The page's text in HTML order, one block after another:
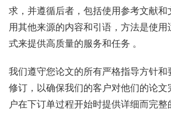
求，并遵循后者，包括使用参考文献和
用其他来源的内容和引语，方法是使
式来提供高质量的服务和任务 。
我们遵守您论文的所有严格指导方针和
修订，以确保我们的客户对他们的论文
户在下订单过程开始时提供详细而完